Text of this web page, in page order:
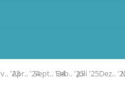
'23
Apr.. '24Sept.. '24Feb.. '25Juli '25Dez..